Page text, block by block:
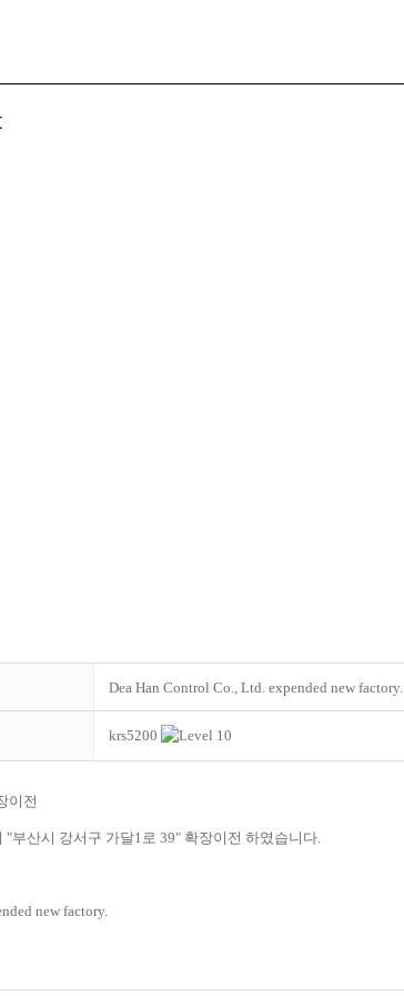
Dea Han Control Co., Ltd. expended new factory.
krs5200
이전
"부산시 강서구 가달1로 39" 확장이전 하였습니다.
new factory.